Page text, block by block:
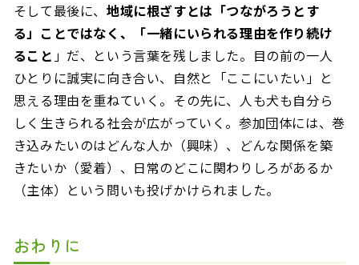
そして最後に、 地域に根ざすとは「つながろうとす
る」ことではなく、「一緒にいられる理由を作り続け
ること 」だ、という言葉を残しました。目の前の一人
ひとりに誠実に向き合い、自然と「ここにいたい」と
思える理由を重ねていく。その先に、人も犬も自分ら
しく生きられる社会が広がっていく。参加団体には、巻
き込みたいのはどんな人か（興味）、どんな関係を築
きたいか（愛着）、日常のどこに関わりしろがあるか
（主体）という問いも投げかけられました。
おわりに